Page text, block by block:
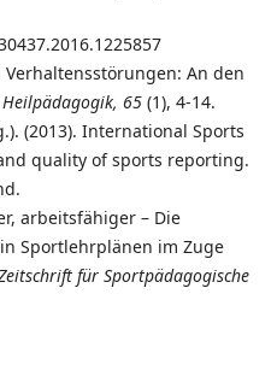
Verhaltensstörungen: An den
65(1), 4-14.
(2013). International Sports
quality of sports reporting.
arbeitsfähiger – Die
Sportlehrplänen im Zuge
für Sportpädagogische